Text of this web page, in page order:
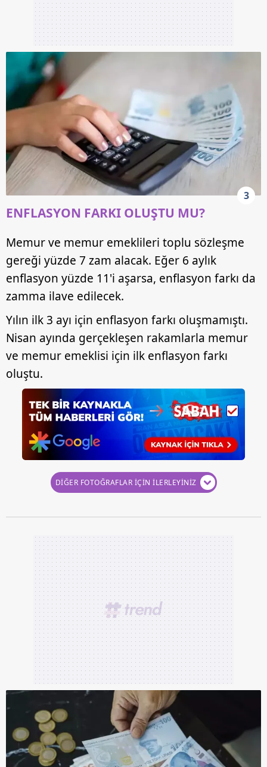
3
ENFLASYON FARKI OLUŞTU MU?
Memur ve memur emeklileri toplu sözleşme
gereği yüzde 7 zam alacak. Eğer 6 aylık
enflasyon yüzde 11'i aşarsa, enflasyon farkı da
zamma ilave edilecek.
Yılın ilk 3 ayı için enflasyon farkı oluşmamıştı.
Nisan ayında gerçekleşen rakamlarla memur
ve memur emeklisi için ilk enflasyon farkı
oluştu.
DİĞER FOTOĞRAFLAR İÇİN İLERLEYİNİZ